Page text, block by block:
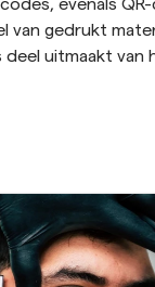
evenals
gedrukt
uitmaakt van